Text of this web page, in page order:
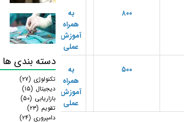
۸۰۰
به
همراه
آموزش
عملی
۵۰۰
به
همراه
آموزش
عملی
دسته بندی ها
تکنولوژی (۲۷)
دیجیتال (۱۵)
بازاریابی (۵۰)
تقویم (۲۳)
دامپروری (۲۴)